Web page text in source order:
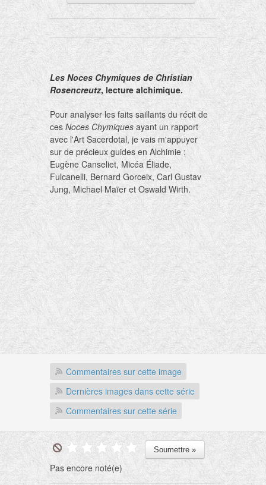
Les Noces Chymiques de Christian
Rosencreutz, lecture alchimique.
Pour analyser les faits saillants du récit de
ces Noces Chymiques ayant un rapport
avec l'Art Sacerdotal, je vais m'appuyer
sur de précieux guides en Alchimie :
Eugène Canseliet, Micéa Éliade,
Fulcanelli, Bernard Gorceix, Carl Gustav
Jung, Michael Maïer et Oswald Wirth.
Commentaires sur cette image
Dernières images dans cette série
Commentaires sur cette série
Pas encore noté(e)